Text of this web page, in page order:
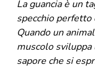
La guancia è un
specchio
Quando un
muscolo sviluppa
sapore che si